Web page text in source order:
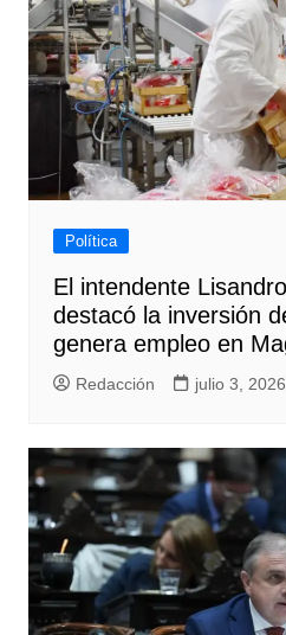
Política
El intendente
destacó la inversión
genera empleo en
Redacción julio 3, 2026